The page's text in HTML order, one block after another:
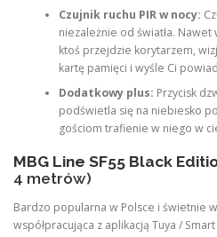
Czujnik ruchu PIR w nocy:
niezależnie od światła.
ktoś przejdzie korytarzem,
kartę pamięci i wyśle Ci
Dodatkowy plus: Przycisk
podświetla się na niebiesko
gościom trafienie w niego w
MBG Line SF55 Black
4 metrów)
Bardzo popularna w Polsce i świetnie
współpracująca z aplikacją Tuya /